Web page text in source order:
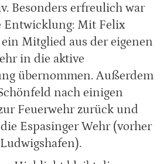
Besonders erfreulich war
Entwicklung: Mit Felix
Mitglied aus der eigenen
in die aktive
übernommen. Außerdem
nach einigen
Feuerwehr zurück und
Espasinger Wehr (vorher